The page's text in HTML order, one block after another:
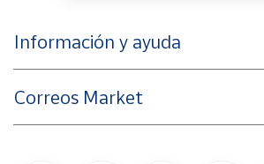
Información y ayuda
Correos Market